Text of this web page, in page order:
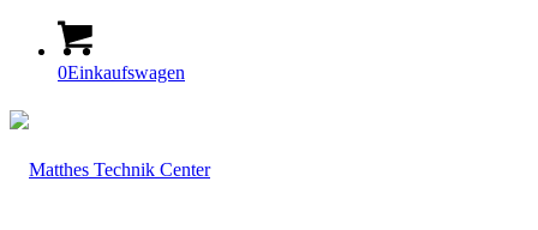
0Einkaufswagen